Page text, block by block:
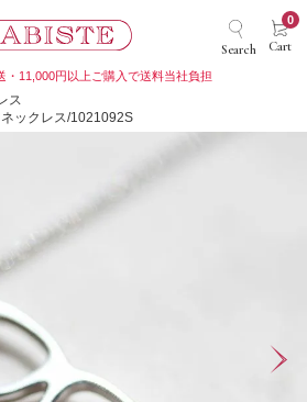
Search Cart
0
・11,000円以上ご購入で送料当社負担
ス
ックレス/1021092S